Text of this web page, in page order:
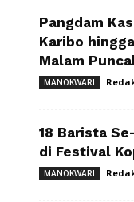
Pangdam
Karibo
Malam
MANOKWARI
18 Barista
di Festival
MANOKWARI